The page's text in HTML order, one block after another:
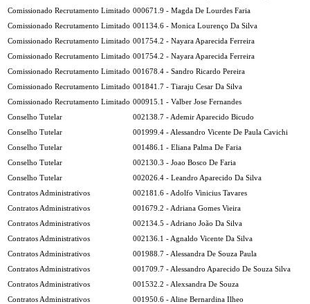
Comissionado Recrutamento Limitado 000671.9 - Magda De Lourdes Faria
Comissionado Recrutamento Limitado 001134.6 - Monica Lourenço Da Silva
Comissionado Recrutamento Limitado 001754.2 - Nayara Aparecida Ferreira
Comissionado Recrutamento Limitado 001754.2 - Nayara Aparecida Ferreira
Comissionado Recrutamento Limitado 001678.4 - Sandro Ricardo Pereira
Comissionado Recrutamento Limitado 001841.7 - Tiaraju Cesar Da Silva
Comissionado Recrutamento Limitado 000915.1 - Valber Jose Fernandes
Conselho Tutelar
002138.7 - Ademir Aparecido Bicudo
Conselho Tutelar
001999.4 - Alessandro Vicente De Paula Cavichi
Conselho Tutelar
001486.1 - Eliana Palma De Faria
Conselho Tutelar
002130.3 - Joao Bosco De Faria
Conselho Tutelar
002026.4 - Leandro Aparecido Da Silva
Contratos Administrativos
002181.6 - Adolfo Vinicius Tavares
Contratos Administrativos
001679.2 - Adriana Gomes Vieira
Contratos Administrativos
002134.5 - Adriano João Da Silva
Contratos Administrativos
002136.1 - Agnaldo Vicente Da Silva
Contratos Administrativos
001988.7 - Alessandra De Souza Paula
Contratos Administrativos
001709.7 - Alessandro Aparecido De Souza Silva
Contratos Administrativos
001532.2 - Alexsandra De Souza
Contratos Administrativos
001950.6 - Aline Bernardina Ilheo